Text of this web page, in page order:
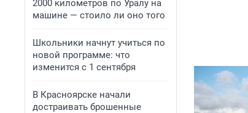
2000 километров по Уралу на
машине — стоило ли оно того
Школьники начнут учиться по
новой программе: что
изменится с 1 сентября
В Красноярске начали
достраивать брошенные